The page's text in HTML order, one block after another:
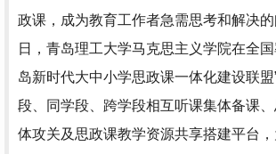
政课，成为教育工作者急需思考和解决
日，青岛理工大学马克思主义学院在全
岛新时代大中小学思政课一体化建设联盟
段、同学段、跨学段相互听课集体备课、
体攻关及思政课教学资源共享搭建平台